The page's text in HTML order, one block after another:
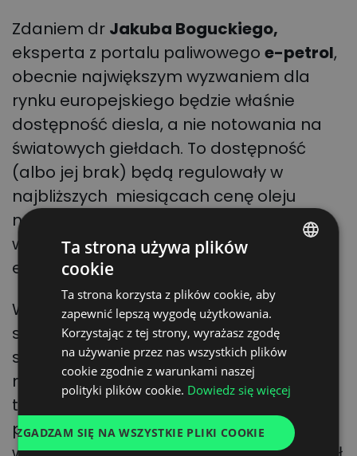
Zdaniem dr Jakuba Boguckiego,
eksperta z portalu paliwowego e-petrol,
obecnie największym wyzwaniem dla
rynku europejskiego będzie właśnie
dostępność diesla, a nie notowania na
światowych giełdach. To dostępność
(albo jej brak) będą regulowały w
najbliższych miesiącach cenę oleju
napędowego. Do tej pory bowiem Rosja
w ok. 40% zaspokajała potrzeby
europejskiego rynku na to paliwo.
W dostępie do diesla nie chodzi tylko o
samą możliwość wysyłki, ale także
sposób rafinacji surowca. Tymczasem
nie wszystkie rafinerie są na to gotowe, a
także na zwiększenie mocy
produkcyjnych. Tym bardziej, że przed
ENGLISH
UKRAINIAN
FRENCH
Ta strona używa plików
cookie
Ta strona korzysta z plików cookie, aby
zapewnić lepszą wygodę użytkowania.
Korzystając z tej strony, wyrażasz zgodę
na używanie przez nas wszystkich plików
cookie zgodnie z warunkami naszej
polityki plików cookie. Dowiedz się więcej
ZGADZAM SIĘ NA WSZYSTKIE PLIKI COOKIE